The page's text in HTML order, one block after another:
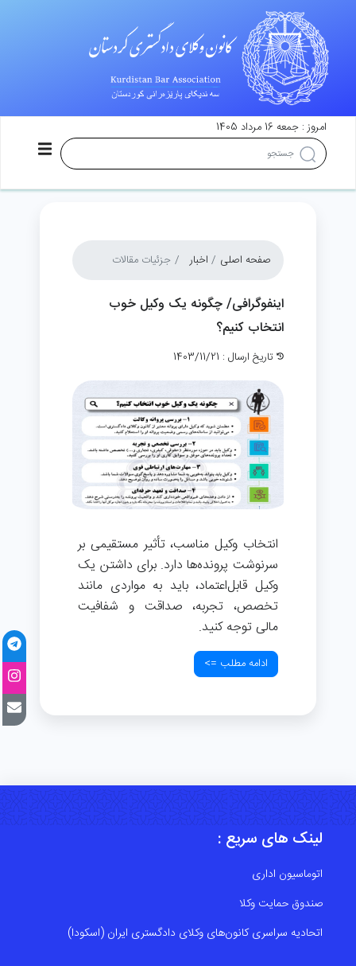
امروز : جمعه 16 مرداد 1405
صفحه اصلی اخبار جزئیات مقالات
اینفوگرافی/ چگونه یک وکیل خوب
انتخاب کنیم؟
تاریخ ارسال : 1403/11/21
انتخاب وکیل مناسب، تأثیر مستقیمی بر
سرنوشت پرونده‌ها دارد. برای داشتن یک
وکیل قابل‌اعتماد، باید به مواردی مانند
تخصص، تجربه، صداقت و شفافیت
مالی توجه کنید.
ادامه مطلب =>
لینک های سریع :
اتوماسیون اداری
صندوق حمایت وکلا
اتحادیه سراسری کانون‌های وکلای دادگستری ایران (اسکودا)